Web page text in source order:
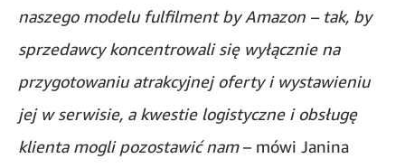
naszego modelu fulfilment by Amazon – tak, by
sprzedawcy koncentrowali się wyłącznie na
przygotowaniu atrakcyjnej oferty i wystawieniu
jej w serwisie, a kwestie logistyczne i obsługę
klienta mogli pozostawić nam– mówi Janina